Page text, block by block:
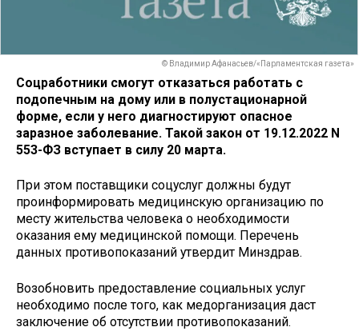
© Владимир Афанасьев/«Парламентская газета»
Соцработники смогут отказаться работать с
подопечным на дому или в полустационарной
форме, если у него диагностируют опасное
заразное заболевание. Такой закон от 19.12.2022 N
553-ФЗ вступает в силу 20 марта.
При этом поставщики соцуслуг должны будут
проинформировать медицинскую организацию по
месту жительства человека о необходимости
оказания ему медицинской помощи. Перечень
данных противопоказаний утвердит Минздрав.
Возобновить предоставление социальных услуг
необходимо после того, как медорганизация даст
заключение об отсутствии противопоказаний.